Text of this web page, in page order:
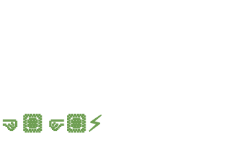
🤜🏽🤛🏽⚡